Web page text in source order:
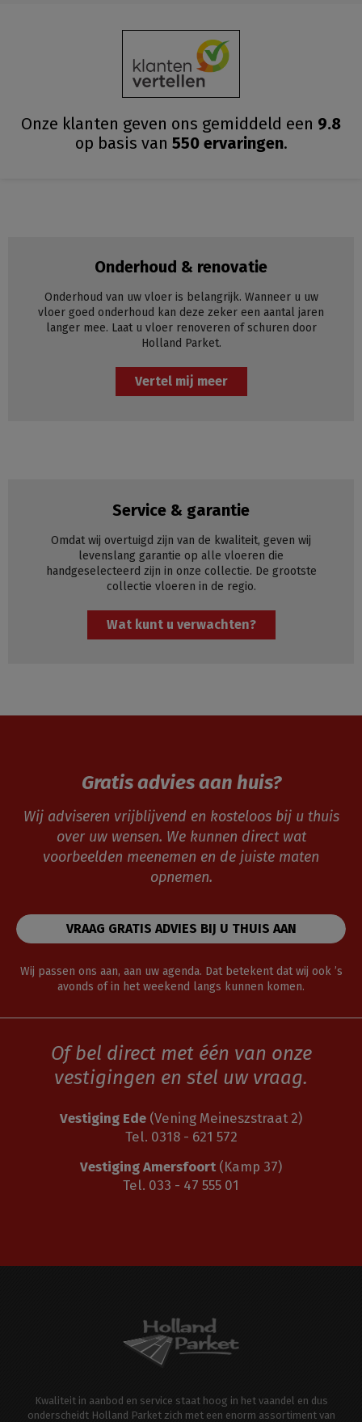
Onze klanten geven ons gemiddeld een 9.8
op basis van 550ervaringen.
Onderhoud & renovatie
Onderhoud van uw vloer is belangrijk. Wanneer u uw
vloer goed onderhoud kan deze zeker een aantal jaren
langer mee. Laat u vloer renoveren of schuren door
Holland Parket.
Vertel mij meer
Service & garantie
Omdat wij overtuigd zijn van de kwaliteit, geven wij
levenslang garantie op alle vloeren die
handgeselecteerd zijn in onze collectie. De grootste
collectie vloeren in de regio.
Wat kunt u verwachten?
Gratis advies aan huis?
Wij adviseren vrijblijvend en kosteloos bij u thuis
over uw wensen. We kunnen direct wat
voorbeelden meenemen en de juiste maten
opnemen.
VRAAG GRATIS ADVIES BIJ U THUIS AAN
Wij passen ons aan, aan uw agenda. Dat betekent dat wij ook ’s
avonds of in het weekend langs kunnen komen.
Of bel direct met één van onze
vestigingen en stel uw vraag.
Vestiging Ede (Vening Meineszstraat 2)
Tel. 0318 - 621 572
Vestiging Amersfoort (Kamp 37)
Tel. 033 - 47 555 01
Kwaliteit in aanbod en service staat hoog in het vaandel en dus
onderscheidt Holland Parket zich met een enorm assortiment van